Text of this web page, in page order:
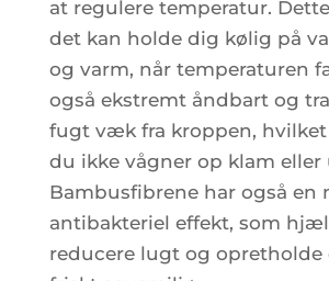
at regulere temperatur.
det kan holde dig kølig på
og varm, når temperaturen
også ekstremt åndbart og
fugt væk fra kroppen, hvilket
du ikke vågner op klam eller
Bambusfibrene har også en
antibakteriel effekt, som
reducere lugt og opretholde